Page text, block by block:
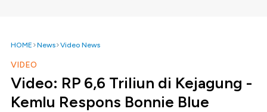
HOME News Video News
VIDEO
Video: RP 6,6 Triliun di Kejagung -
Kemlu Respons Bonnie Blue